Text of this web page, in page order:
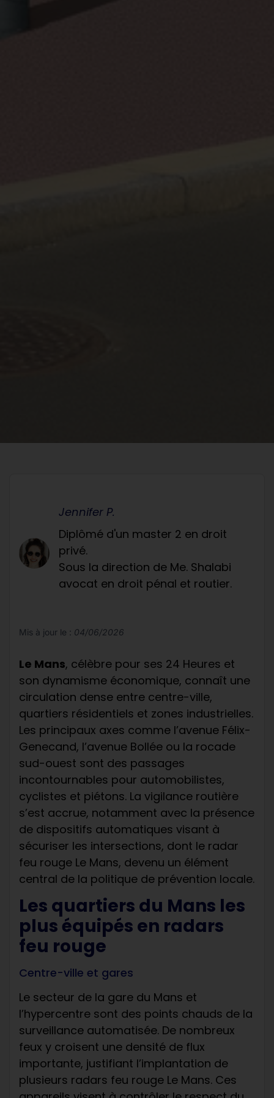
Jennifer P.
Diplômé d'un master 2 en droit
privé.
Sous la direction de Me. Shalabi
avocat en droit pénal et routier.
Mis à jour le : 04/06/2026
Le Mans, célèbre pour ses 24 Heures et
son dynamisme économique, connaît une
circulation dense entre centre-ville,
quartiers résidentiels et zones industrielles.
Les principaux axes comme l’avenue Félix-
Genecand, l’avenue Bollée ou la rocade
sud-ouest sont des passages
incontournables pour automobilistes,
cyclistes et piétons. La vigilance routière
s’est accrue, notamment avec la présence
de dispositifs automatiques visant à
sécuriser les intersections, dont le radar
feu rouge Le Mans, devenu un élément
central de la politique de prévention locale.
Les quartiers du Mans les
plus équipés en radars
feu rouge
Centre-ville et gares
Le secteur de la gare du Mans et
l’hypercentre sont des points chauds de la
surveillance automatisée. De nombreux
feux y croisent une densité de flux
importante, justifiant l’implantation de
plusieurs radars feu rouge Le Mans. Ces